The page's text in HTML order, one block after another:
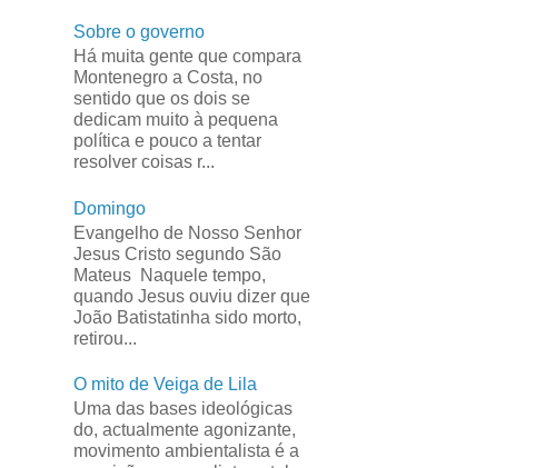
Sobre o governo
Há muita gente que compara
Montenegro a Costa, no
sentido que os dois se
dedicam muito à pequena
política e pouco a tentar
resolver coisas r...
Domingo
Evangelho de Nosso Senhor
Jesus Cristo segundo São
Mateus Naquele tempo,
quando Jesus ouviu dizer que
João Batistatinha sido morto,
retirou...
O mito de Veiga de Lila
Uma das bases ideológicas
do, actualmente agonizante,
movimento ambientalista é a